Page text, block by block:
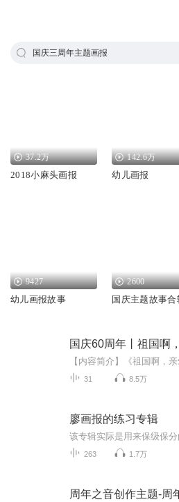
国庆三周年主题画报
37.2万
2018小麻头画报
142.6万
幼儿画报
9427
幼儿画报故事
2600
国庆主题故事合
国庆60周年丨祖国啊
31 8.5万
廖画报的练习专辑
263 1.7万
周年之音创作主题-周